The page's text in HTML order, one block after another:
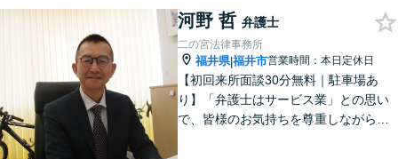
河野 哲 弁護士
二の宮法律事務所
福井県|福井市営業時間：本日定休日
【初回来所面談30分無料｜駐車場あ
り】「弁護士はサービス業」との思い
で、皆様のお気持ちを尊重しながら解